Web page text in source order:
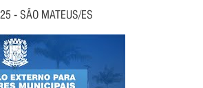
- SÃO MATEUS/ES